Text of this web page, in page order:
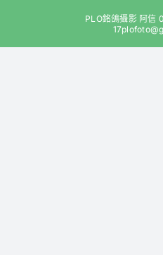
content
PLO銘鴿攝影 阿信